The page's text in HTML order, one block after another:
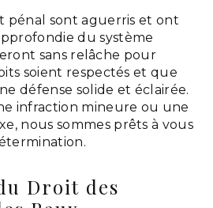
pénal sont aguerris et ont
du système
sans relâche pour
soient respectés et que
défense solide et éclairée.
infraction mineure ou une
nous sommes prêts à vous
Droit des